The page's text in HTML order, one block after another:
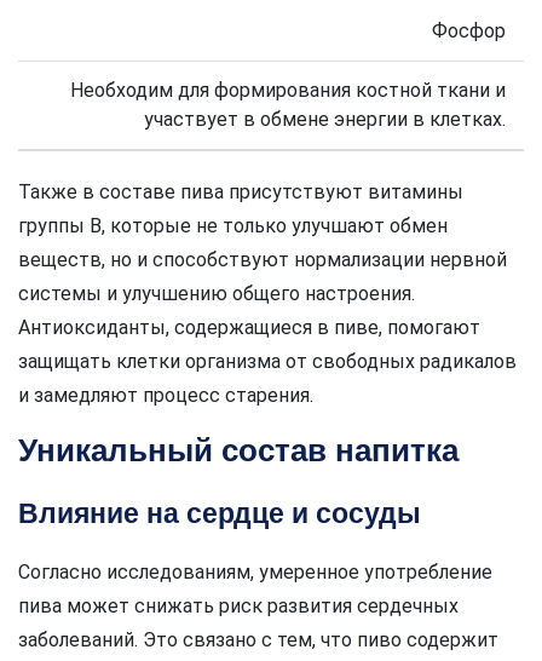
Фосфор
Необходим для формирования костной ткани и
участвует в обмене энергии в клетках.
Также в составе пива присутствуют витамины
группы В, которые не только улучшают обмен
веществ, но и способствуют нормализации нервной
системы и улучшению общего настроения.
Антиоксиданты, содержащиеся в пиве, помогают
защищать клетки организма от свободных радикалов
и замедляют процесс старения.
Уникальный состав напитка
Влияние на сердце и сосуды
Согласно исследованиям, умеренное употребление
пива может снижать риск развития сердечных
заболеваний. Это связано с тем, что пиво содержит